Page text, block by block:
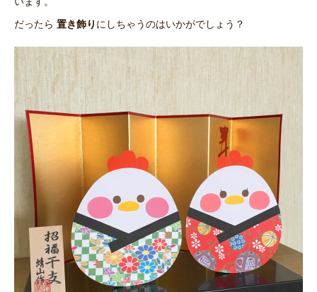
だったら 置き飾り にしちゃうのはいかがでしょう？